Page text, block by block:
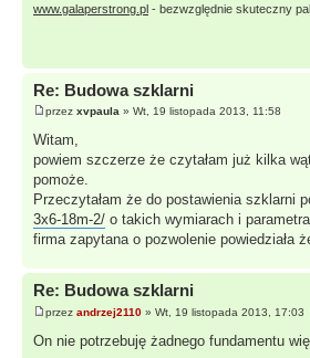
www.galaperstrong.pl - bezwzględnie skuteczny
Re: Budowa szklarni
przez xvpaula » Wt, 19 listopada 2013, 11:58
Witam,
powiem szczerze że czytałam już kilka
pomoże.
Przeczytałam że do postawienia szklarni
3x6-18m-2/ o takich wymiarach i
firma zapytana o pozwolenie powiedziała
Re: Budowa szklarni
przez andrzej2110 » Wt, 19 listopada 2013, 17:03
On nie potrzebuję żadnego fundamentu